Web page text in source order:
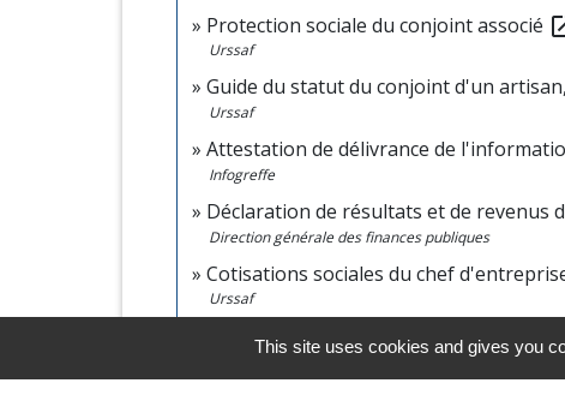
Protection sociale du conjoint associé
Urssaf
Guide du statut du conjoint d'un
Urssaf
Attestation de délivrance de
Infogreffe
Déclaration de résultats et de revenus
Direction générale des finances publiques
Cotisations sociales du chef
Urssaf
Centre de gestion agréé (CGA) open_in_new
This site uses cookies and gives you